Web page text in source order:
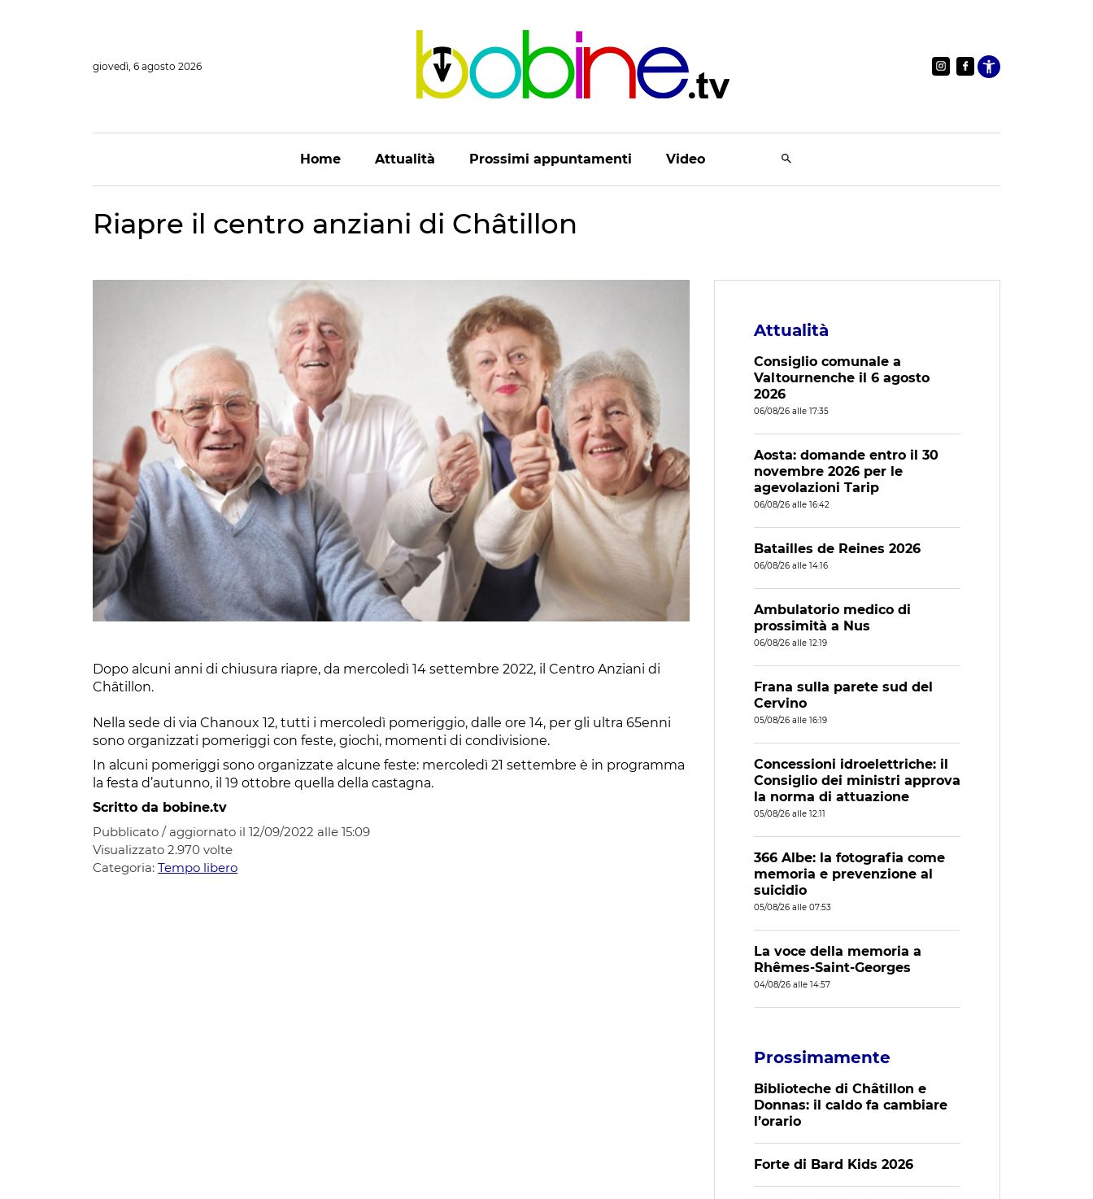
giovedì, 6 agosto 2026 Apri le
Home Attualità Prossimi appuntamenti Video
Riapre il centro anziani di Châtillon
Dopo alcuni anni di chiusura riapre, da mercoledì 14 settembre 2022, il Centro Anziani di
Châtillon.
Nella sede di via Chanoux 12, tutti i mercoledì pomeriggio, dalle ore 14, per gli ultra 65enni
sono organizzati pomeriggi con feste, giochi, momenti di condivisione.
In alcuni pomeriggi sono organizzate alcune feste: mercoledì 21 settembre è in programma
la festa d’autunno, il 19 ottobre quella della castagna.
Scritto da bobine.tv
Pubblicato / aggiornato il 12/09/2022 alle 15:09
Visualizzato 2.970 volte
Categoria: Tempo libero
Attualità
Consiglio comunale a
Valtournenche il 6 agosto
2026
06/08/26 alle 17:35
Aosta: domande entro il 30
novembre 2026 per le
agevolazioni Tarip
06/08/26 alle 16:42
Batailles de Reines 2026
06/08/26 alle 14:16
Ambulatorio medico di
prossimità a Nus
06/08/26 alle 12:19
Frana sulla parete sud del
Cervino
05/08/26 alle 16:19
Concessioni idroelettriche: il
Consiglio dei ministri approva
la norma di attuazione
05/08/26 alle 12:11
366 Albe: la fotografia come
memoria e prevenzione al
suicidio
05/08/26 alle 07:53
La voce della memoria a
Rhêmes-Saint-Georges
04/08/26 alle 14:57
Prossimamente
Biblioteche di Châtillon e
Donnas: il caldo fa cambiare
l’orario
Forte di Bard Kids 2026